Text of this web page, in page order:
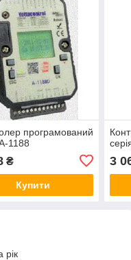
програмований
1188
₴
Купити
3
рік